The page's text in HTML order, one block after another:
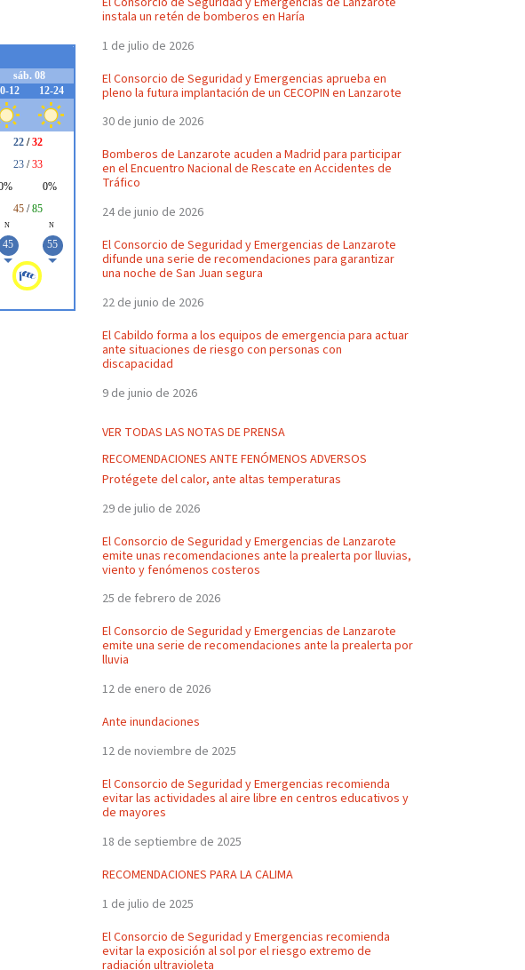
instala un retén de bomberos en Haría
1 de julio de 2026
El Consorcio de Seguridad y Emergencias aprueba en
pleno la futura implantación de un CECOPIN en Lanzarote
30 de junio de 2026
Bomberos de Lanzarote acuden a Madrid para participar
en el Encuentro Nacional de Rescate en Accidentes de
Tráfico
24 de junio de 2026
El Consorcio de Seguridad y Emergencias de Lanzarote
difunde una serie de recomendaciones para garantizar
una noche de San Juan segura
22 de junio de 2026
El Cabildo forma a los equipos de emergencia para actuar
ante situaciones de riesgo con personas con
discapacidad
9 de junio de 2026
VER TODAS LAS NOTAS DE PRENSA
RECOMENDACIONES ANTE FENÓMENOS ADVERSOS
Protégete del calor, ante altas temperaturas
29 de julio de 2026
El Consorcio de Seguridad y Emergencias de Lanzarote
emite unas recomendaciones ante la prealerta por lluvias,
viento y fenómenos costeros
25 de febrero de 2026
El Consorcio de Seguridad y Emergencias de Lanzarote
emite una serie de recomendaciones ante la prealerta por
lluvia
12 de enero de 2026
Ante inundaciones
12 de noviembre de 2025
El Consorcio de Seguridad y Emergencias recomienda
evitar las actividades al aire libre en centros educativos y
de mayores
18 de septiembre de 2025
RECOMENDACIONES PARA LA CALIMA
1 de julio de 2025
El Consorcio de Seguridad y Emergencias recomienda
evitar la exposición al sol por el riesgo extremo de
radiación ultravioleta